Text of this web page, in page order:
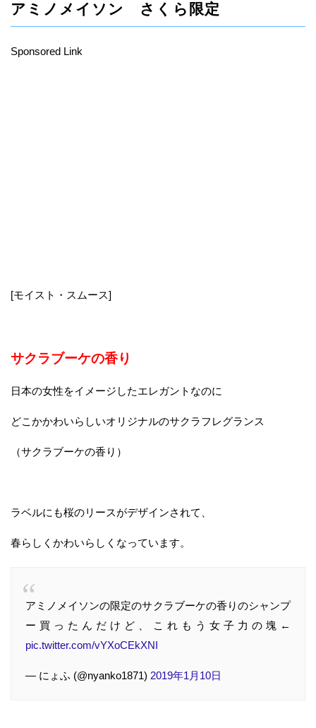
アミノメイソン さくら限定
Sponsored Link
[モイスト・スムース]
サクラブーケの香り
日本の女性をイメージしたエレガントなのに
どこかかわいらしいオリジナルのサクラフレグランス
（サクラブーケの香り）
ラベルにも桜のリースがデザインされて、
春らしくかわいらしくなっています。
アミノメイソンの限定のサクラブーケの香りのシャンプ
ー買ったんだけど、これもう女子力の塊←
pic.twitter.com/vYXoCEkXNI
— にょふ (@nyanko1871) 2019年1月10日